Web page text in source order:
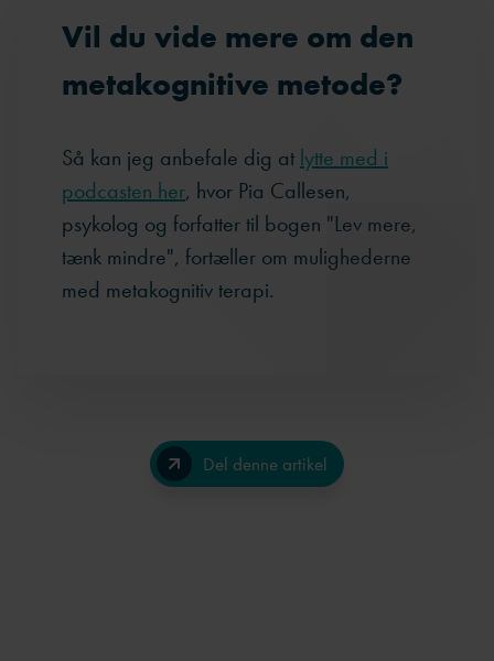
Vil du vide mere om den
metakognitive metode?
Så kan jeg anbefale dig at lytte med i
podcasten her, hvor Pia Callesen,
psykolog og forfatter til bogen "Lev mere,
tænk mindre", fortæller om mulighederne
med metakognitiv terapi.
Del denne artikel